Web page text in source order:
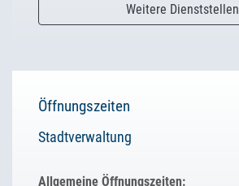
Weitere Dienststellen
Öffnungszeiten
Stadtverwaltung
Allgemeine Öffnungszeiten: